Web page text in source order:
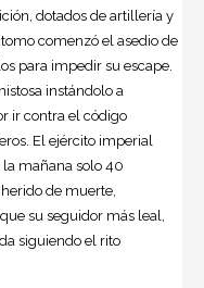
dotados de artillería y
comenzó el asedio de
para impedir su escape.
instándolo a
ir contra el código
El ejército imperial
la mañana solo 40
de muerte,
su seguidor más leal,
siguiendo el rito